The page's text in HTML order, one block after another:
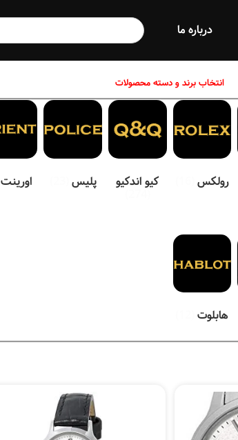
درباره ما
انتخاب برند و دسته محصولات
رولکس کیو اندکیو پلیس اورینت
هابلوت